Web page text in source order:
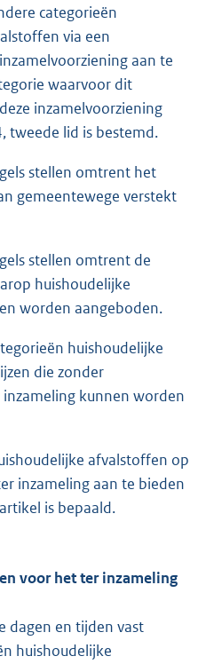
categorieën
via een
aan te
waarvoor dit
inzamelvoorziening
tweede lid is bestemd.
stellen omtrent het
gemeentewege verstekt
stellen omtrent de
huishoudelijke
worden aangeboden.
huishoudelijke
die zonder
kunnen worden
afvalstoffen op
inzameling aan te bieden
is bepaald.
voor het ter inzameling
dagen en tijden vast
huishoudelijke